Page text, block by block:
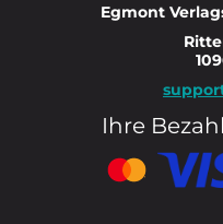
Egmont
Ihre